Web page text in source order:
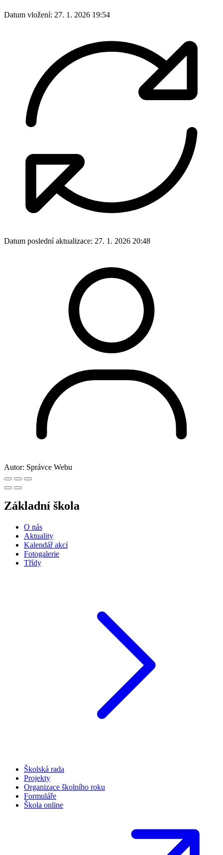
Datum vložení: 27. 1. 2026 19:54
Datum poslední aktualizace: 27. 1. 2026 20:48
Autor: Správce Webu
Základní škola
O nás
Aktuality
Kalendář akcí
Fotogalerie
Třídy
Školská rada
Projekty
Organizace školního roku
Formuláře
Škola online